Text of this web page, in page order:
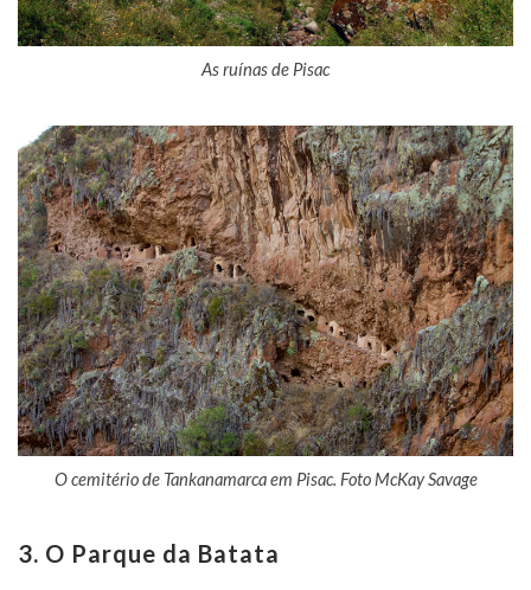
As ruínas de Pisac
O cemitério de Tankanamarca em Pisac. Foto McKay Savage
3. O Parque da Batata